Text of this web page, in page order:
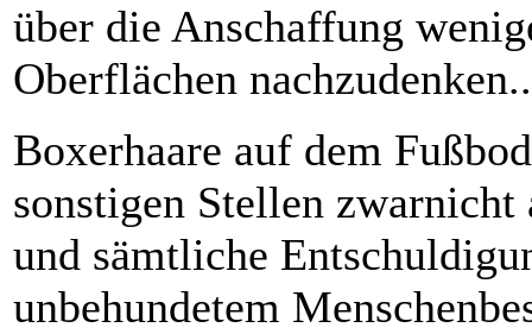
über die Anschaffung
Oberflächen
Boxerhaare auf dem
sonstigen Stellen
und sämtliche
unbehundetem